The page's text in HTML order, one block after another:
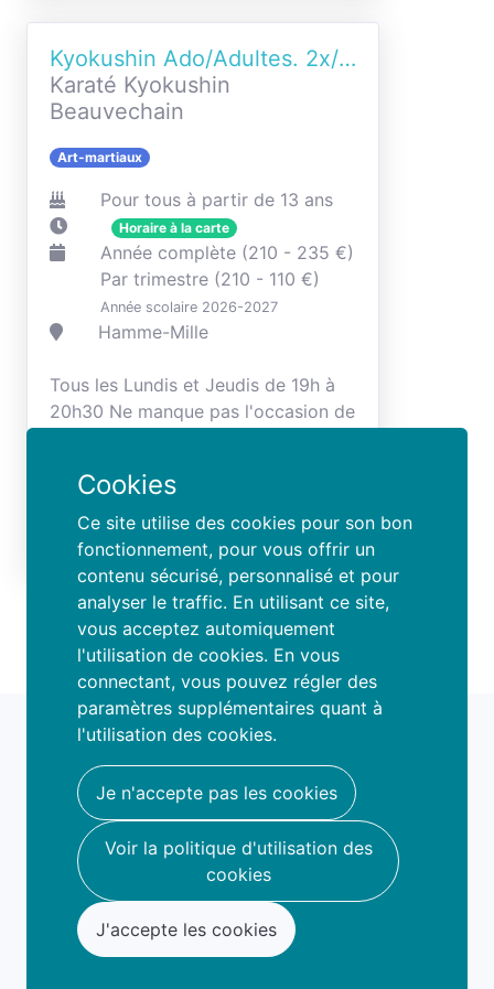
Cookies
Ce site utilise des cookies pour son bon
fonctionnement, pour vous offrir un
contenu sécurisé, personnalisé et pour
analyser le traffic. En utilisant ce site,
vous acceptez automiquement
l'utilisation de cookies. En vous
connectant, vous pouvez régler des
paramètres supplémentaires quant à
l'utilisation des cookies.
Je n'accepte pas les cookies
Voir la politique d'utilisation des
cookies
J'accepte les cookies
Kyokushin Ado/Adultes. 2x/semaine
Karaté Kyokushin
Beauvechain
Art-martiaux
Pour tous à partir de 13 ans
Horaire à la carte
Année complète (210 - 235 €)
Par trimestre (210 - 110 €)
Année scolaire 2026-2027
Hamme-Mille
Tous les Lundis et Jeudis de 19h à
20h30 Ne manque pas l'occasion de
deux cours d'essai gratuits...
famio
hello@famio.be
A propos
Nous contacter
Conditions d'utilisation